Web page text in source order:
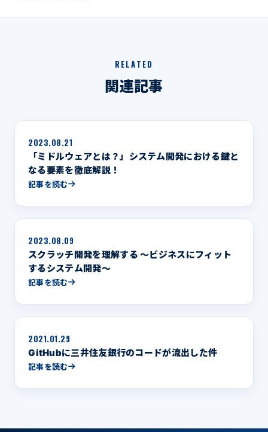
RELATED
関連記事
2023.08.21
「ミドルウェアとは？」システム開発における鍵と
なる要素を徹底解説！
記事を読む
2023.08.09
スクラッチ開発を理解する 〜ビジネスにフィット
するシステム開発〜
記事を読む
2021.01.29
GitHubに三井住友銀行のコードが流出した件
記事を読む